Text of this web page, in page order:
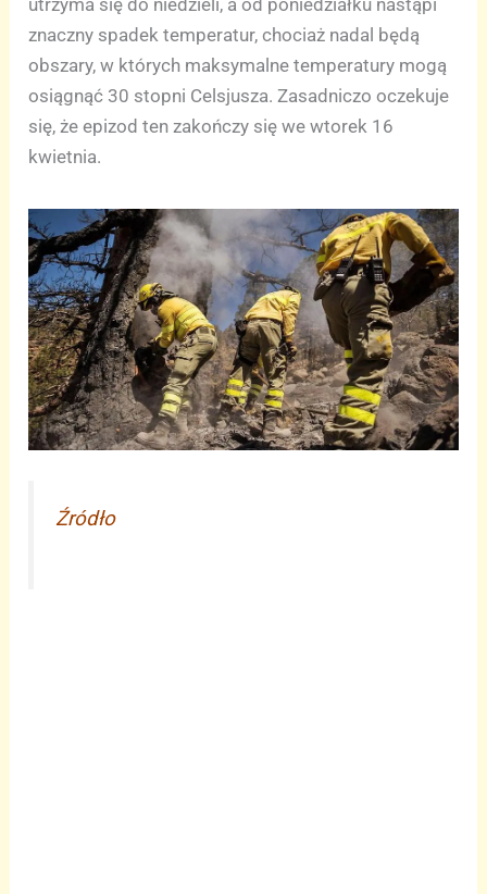
znaczny spadek temperatur, chociaż nadal będą
obszary, w których maksymalne temperatury mogą
osiągnąć 30 stopni Celsjusza. Zasadniczo oczekuje
się, że epizod ten zakończy się we wtorek 16
kwietnia.
Źródło